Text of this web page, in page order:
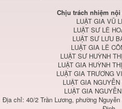
Chịu trách nhiệm
LUẬT GIA VŨ
LUẬT SƯ LÊ
LUẬT SƯ LƯU
LUẬT GIA LÊ
LUẬT SƯ HUỲNH
LUẬT GIA HUỲNH
LUẬT GIA TRƯƠNG
LUẬT GIA
LUẬT GIA
Địa chỉ: 40/2 Trần Lương, phường